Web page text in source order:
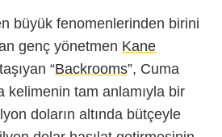
büyük fenomenlerinden birini
genç yönetmen Kane
“Backrooms”, Cuma
kelimenin tam anlamıyla bir
doların altında bütçeyle